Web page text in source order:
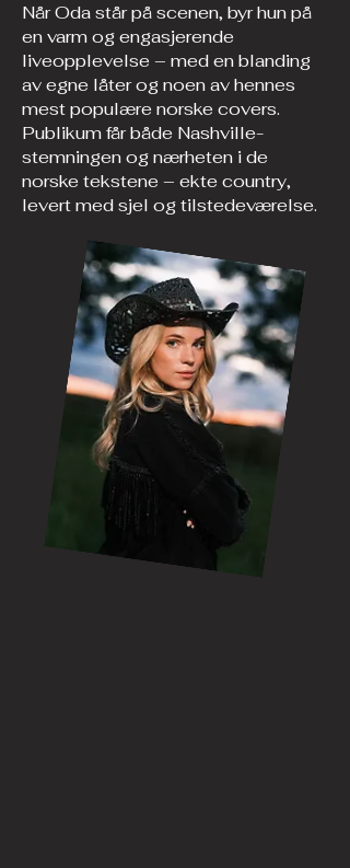
Når Oda står på scenen, byr hun på
en varm og engasjerende
liveopplevelse – med en blanding
av egne låter og noen av hennes
mest populære norske covers.
Publikum får både Nashville-
stemningen og nærheten i de
norske tekstene – ekte country,
levert med sjel og tilstedeværelse.